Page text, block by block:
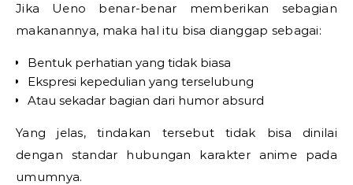
Jika Ueno benar-benar memberikan sebagian
makanannya, maka hal itu bisa dianggap sebagai:
Bentuk perhatian yang tidak biasa
Ekspresi kepedulian yang terselubung
Atau sekadar bagian dari humor absurd
Yang jelas, tindakan tersebut tidak bisa dinilai
dengan standar hubungan karakter anime pada
umumnya.